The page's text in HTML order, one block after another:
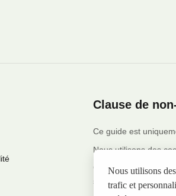
Clause de
Ce guide est
Nous utilisons des
Ce site contient des
supplémentaire pour
Nous utilisons
trafic et